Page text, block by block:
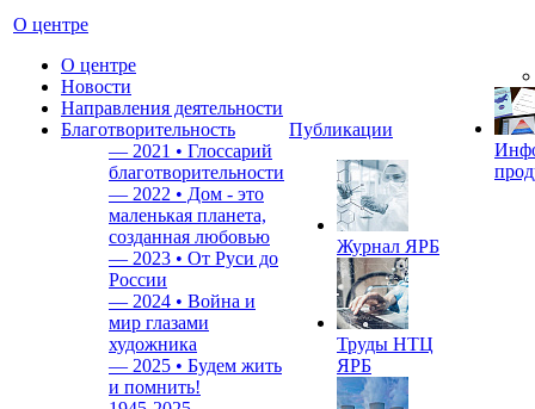
О центре
О центре
Новости
Направления деятельности
Благотворительность
— 2021 • Глоссарий
благотворительности
— 2022 • Дом - это
маленькая планета,
созданная любовью
— 2023 • От Руси до
России
— 2024 • Война и
мир глазами
художника
— 2025 • Будем жить
и помнить!
Публикации
Журнал ЯРБ
Труды НТЦ
ЯРБ